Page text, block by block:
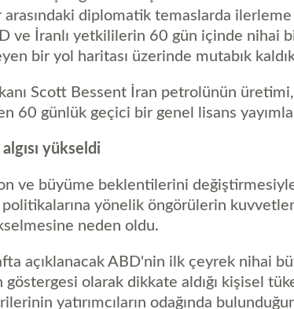
arasındaki diplomatik temaslarda ilerleme
ve İranlı yetkililerin 60 gün içinde nihai
bir yol haritası üzerinde mutabık
Scott Bessent İran petrolünün
60 günlük geçici bir genel lisans
yükseldi
ve büyüme beklentilerini
yönelik öngörülerin
neden oldu.
açıklanacak ABD'nin ilk çeyrek nihai
göstergesi olarak dikkate aldığı kişisel
yatırımcıların odağında